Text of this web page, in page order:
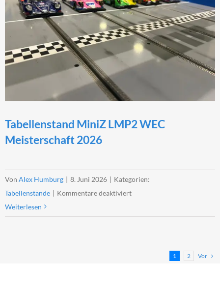
Tabellenstand MiniZ LMP2 WEC
Meisterschaft 2026
Von Alex Humburg | 8. Juni 2026 | Kategorien:
Tabellenstände | Kommentare deaktiviertfür
Meisterschaft
Weiterlesen
1 2 Vor